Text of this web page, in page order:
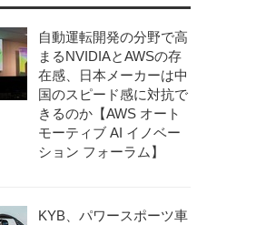
自動運転開発の分野で高
まるNVIDIAとAWSの存
在感、日本メーカーは中
国のスピード感に対抗で
きるのか【AWS オート
モーティブ AI イノベー
ション フォーラム】
KYB、パワースポーツ車